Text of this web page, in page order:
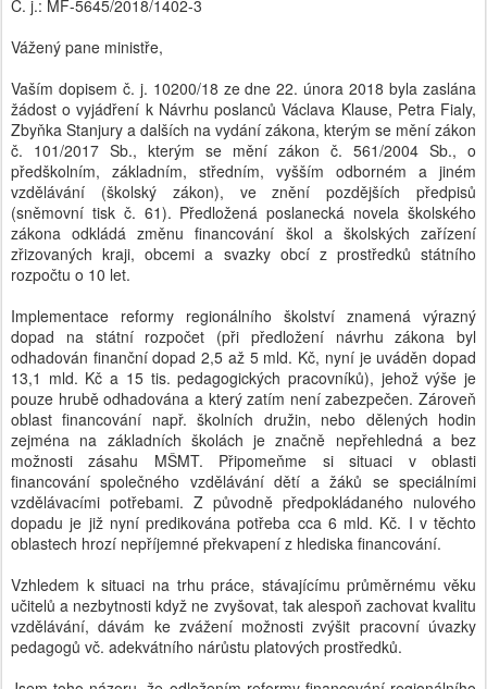
Č. j.: MF-5645/2018/1402-3
Vážený pane ministře,
Vaším dopisem č. j. 10200/18 ze dne 22. února 2018 byla zaslána
žádost o vyjádření k Návrhu poslanců Václava Klause, Petra Fialy,
Zbyňka Stanjury a dalších na vydání zákona, kterým se mění zákon
č. 101/2017 Sb., kterým se mění zákon č. 561/2004 Sb., o
předškolním, základním, středním, vyšším odborném a jiném
vzdělávání (školský zákon), ve znění pozdějších předpisů
(sněmovní tisk č. 61). Předložená poslanecká novela školského
zákona odkládá změnu financování škol a školských zařízení
zřizovaných kraji, obcemi a svazky obcí z prostředků státního
rozpočtu o 10 let.
Implementace reformy regionálního školství znamená výrazný
dopad na státní rozpočet (při předložení návrhu zákona byl
odhadován finanční dopad 2,5 až 5 mld. Kč, nyní je uváděn dopad
13,1 mld. Kč a 15 tis. pedagogických pracovníků), jehož výše je
pouze hrubě odhadována a který zatím není zabezpečen. Zároveň
oblast financování např. školních družin, nebo dělených hodin
zejména na základních školách je značně nepřehledná a bez
možnosti zásahu MŠMT. Připomeňme si situaci v oblasti
financování společného vzdělávání dětí a žáků se speciálními
vzdělávacími potřebami. Z původně předpokládaného nulového
dopadu je již nyní predikována potřeba cca 6 mld. Kč. I v těchto
oblastech hrozí nepříjemné překvapení z hlediska financování.
Vzhledem k situaci na trhu práce, stávajícímu průměrnému věku
učitelů a nezbytnosti když ne zvyšovat, tak alespoň zachovat kvalitu
vzdělávání, dávám ke zvážení možnosti zvýšit pracovní úvazky
pedagogů vč. adekvátního nárůstu platových prostředků.